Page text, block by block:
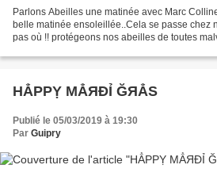
Parlons Abeilles une matinée avec Marc
belle matinée ensoleillée..Cela se passe chez
pas où !! protégeons nos abeilles de toutes
НẲРРỴ MẲЯĐỈ ĞЯẲS
Publié le 05/03/2019 à 19:30
Par Guipry